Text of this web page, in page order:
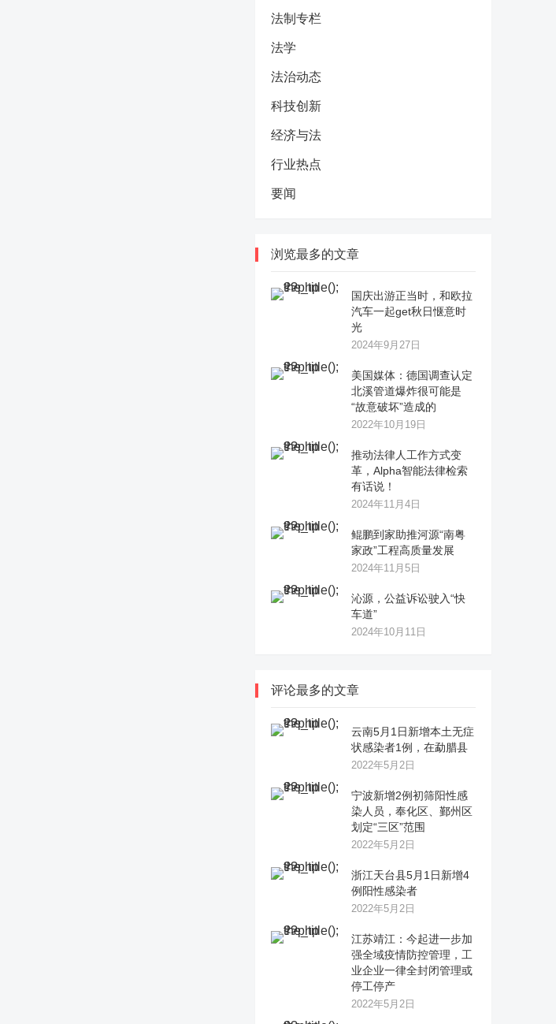
法制专栏
法学
法治动态
科技创新
经济与法
行业热点
要闻
浏览最多的文章
国庆出游正当时，和欧拉
汽车一起get秋日惬意时
光
2024年9月27日
美国媒体：德国调查认定
北溪管道爆炸很可能是
“故意破坏”造成的
2022年10月19日
推动法律人工作方式变
革，Alpha智能法律检索
有话说！
2024年11月4日
鲲鹏到家助推河源“南粤
家政”工程高质量发展
2024年11月5日
沁源，公益诉讼驶入“快
车道”
2024年10月11日
评论最多的文章
云南5月1日新增本土无症
状感染者1例，在勐腊县
2022年5月2日
宁波新增2例初筛阳性感
染人员，奉化区、鄞州区
划定“三区”范围
2022年5月2日
浙江天台县5月1日新增4
例阳性感染者
2022年5月2日
江苏靖江：今起进一步加
强全域疫情防控管理，工
业企业一律全封闭管理或
停工停产
2022年5月2日